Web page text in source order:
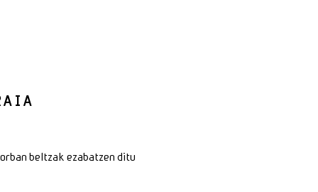
beltzak ezabatzen ditu